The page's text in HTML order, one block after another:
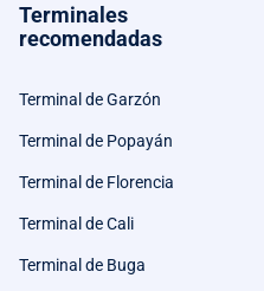
Terminales
recomendadas
Terminal de Garzón
Terminal de Popayán
Terminal de Florencia
Terminal de Cali
Terminal de Buga